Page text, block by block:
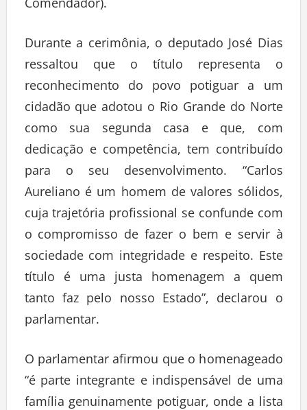
Durante a cerimônia, o deputado José Dias
ressaltou que o título representa o
reconhecimento do povo potiguar a um
cidadão que adotou o Rio Grande do Norte
como sua segunda casa e que, com
dedicação e competência, tem contribuído
para o seu desenvolvimento. “Carlos
Aureliano é um homem de valores sólidos,
cuja trajetória profissional se confunde com
o compromisso de fazer o bem e servir à
sociedade com integridade e respeito. Este
título é uma justa homenagem a quem
tanto faz pelo nosso Estado”, declarou o
parlamentar.
O parlamentar afirmou que o homenageado
“é parte integrante e indispensável de uma
família genuinamente potiguar, onde a lista